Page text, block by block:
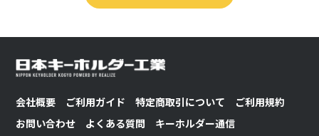
会社概要 ご利用ガイド 特定商取引について
ご利用規約
お問い合わせ
よくある質問 キーホルダー通信